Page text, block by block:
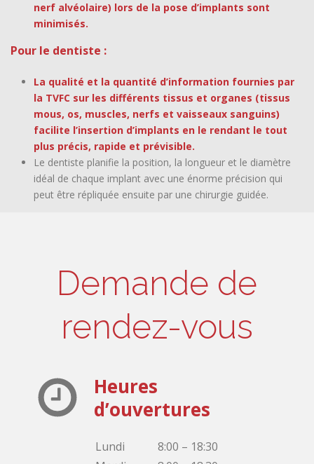
nerf alvéolaire) lors de la pose d’implants sont
minimisés.
Pour le dentiste :
La qualité et la quantité d’information fournies par
la TVFC sur les différents tissus et organes (tissus
mous, os, muscles, nerfs et vaisseaux sanguins)
facilite l’insertion d’implants en le rendant le tout
plus précis, rapide et prévisible.
Le dentiste planifie la position, la longueur et le diamètre
idéal de chaque implant avec une énorme précision qui
peut être répliquée ensuite par une chirurgie guidée.
Demande de
rendez-vous
Heures
d’ouvertures
Lundi
8:00 – 18:30